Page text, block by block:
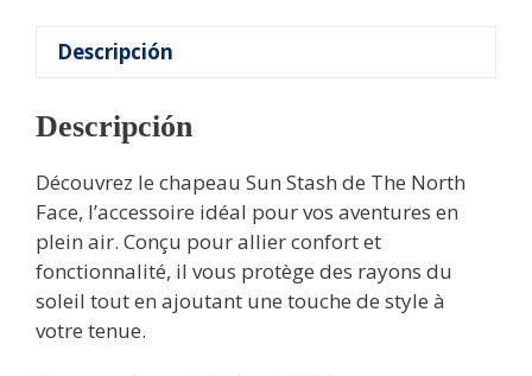
Descripción
Descripción
Découvrez le chapeau Sun Stash de The North
Face, l’accessoire idéal pour vos aventures en
plein air. Conçu pour allier confort et
fonctionnalité, il vous protège des rayons du
soleil tout en ajoutant une touche de style à
votre tenue.